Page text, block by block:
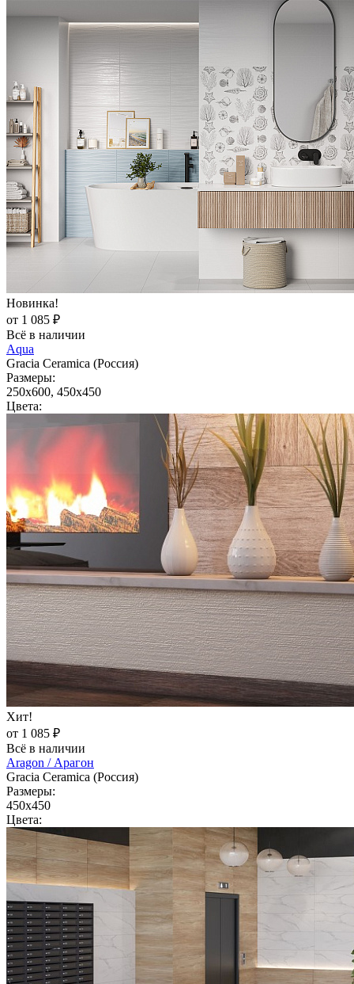
Новинка!
от 1 085 ₽
Всё в наличии
Aqua
Gracia Ceramica (Россия)
Размеры:
250x600, 450x450
Цвета:
Хит!
от 1 085 ₽
Всё в наличии
Aragon / Арагон
Gracia Ceramica (Россия)
Размеры:
450x450
Цвета: